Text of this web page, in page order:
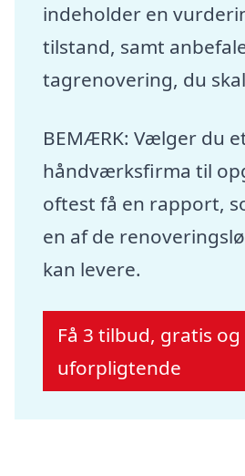
indeholder en
tilstand, samt
tagrenovering, du
BEMÆRK: Vælger du
håndværksfirma til
oftest få en rapport,
en af de
kan levere.
Få 3 tilbud, gratis og
uforpligtende